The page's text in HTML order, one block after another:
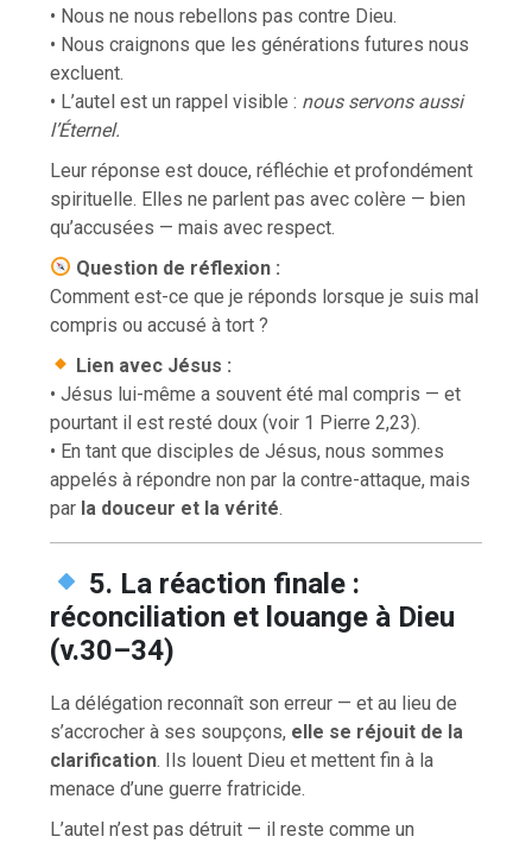
• Nous ne nous rebellons pas contre Dieu.
• Nous craignons que les générations futures nous
excluent.
• L’autel est un rappel visible : nous servons aussi
l’Éternel.
Leur réponse est douce, réfléchie et profondément
spirituelle. Elles ne parlent pas avec colère — bien
qu’accusées — mais avec respect.
Question de réflexion :
Comment est-ce que je réponds lorsque je suis mal
compris ou accusé à tort ?
Lien avec Jésus :
• Jésus lui-même a souvent été mal compris — et
pourtant il est resté doux (voir 1 Pierre 2,23).
• En tant que disciples de Jésus, nous sommes
appelés à répondre non par la contre-attaque, mais
par la douceur et la vérité.
5. La réaction finale :
réconciliation et louange à Dieu
(v.30–34)
La délégation reconnaît son erreur — et au lieu de
s’accrocher à ses soupçons, elle se réjouit de la
clarification. Ils louent Dieu et mettent fin à la
menace d’une guerre fratricide.
L’autel n’est pas détruit — il reste comme un